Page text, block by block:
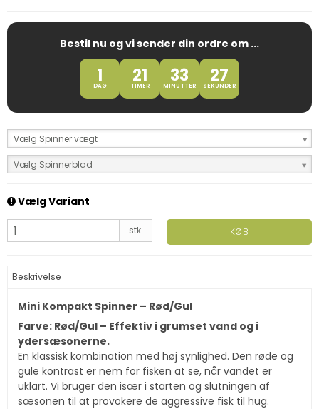
Bestil nu og vi sender din ordre om ...
1
DAG 21
TIMER 33
MINUTTER 26
SEKUNDER
Vælg Spinner vægt
Vælg Spinnerblad
Vælg Variant
stk. KØB
Beskrivelse
Mini Kompakt Spinner – Rød/Gul
Farve: Rød/Gul – Effektiv i grumset vand og i
ydersæsonerne.
En klassisk kombination med høj synlighed. Den røde og
gule kontrast er nem for fisken at se, når vandet er
uklart. Vi bruger den især i starten og slutningen af
sæsonen til at provokere de aggressive fisk til hug.